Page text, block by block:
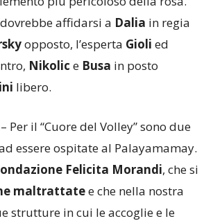
affidarsi a Dalia in regia
opposto, l’esperta Gioli ed
Nikolic e Busa in posto
libero.
– Per il “Cuore del Volley” sono due
essere ospitate al Palayamamay.
Felicita Morandi, che si
maltrattatee che nella nostra
strutture in cui le accoglie e le